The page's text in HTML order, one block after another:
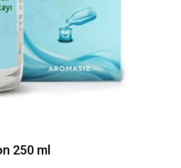
250 ml